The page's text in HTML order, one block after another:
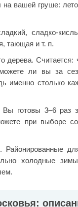
вашей груше:
сладко-
тающая и т. п.
дерева.
ли вы за
именно столько
готовы 3–6 раз
при выборе
Районированные
холодные